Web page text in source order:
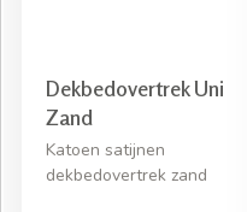
Dekbedovertrek Uni
Zand
Katoen satijnen
dekbedovertrek zand